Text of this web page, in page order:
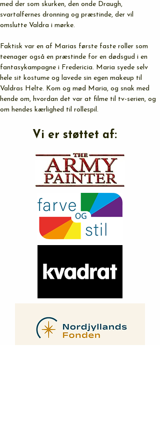
med der som skurken, den onde Draugh,
svartalfernes dronning og præstinde, der vil
omslutte Valdra i mørke.
Faktisk var en af Marias første faste roller som
teenager også en præstinde for en dødsgud i en
fantasykampagne i Fredericia. Maria syede selv
hele sit kostume og lavede sin egen makeup til
Valdras Helte. Kom og mød Maria, og snak med
hende om, hvordan det var at filme til tv-serien, og
om hendes kærlighed til rollespil.
Vi er støttet af: